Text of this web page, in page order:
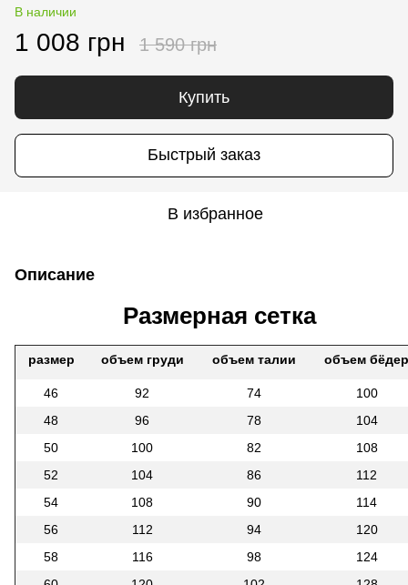
В наличии
1 008 грн 1 590 грн
Купить
Быстрый заказ
В избранное
Описание
Размерная сетка
размер объем груди объем талии объем бёдер
46 92 74
100
48
96 78
104
50
100 82
108
52
104 86
112
54
108 90
114
56
112 94
120
58
116 98
124